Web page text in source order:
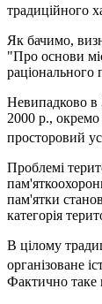
традиційного
Як бачимо,
"Про основи
раціонального
Невипадково в
2000 p.,
просторовий
Проблемі
пам'ятки
категорія
В цілому
організоване
Фактично таке